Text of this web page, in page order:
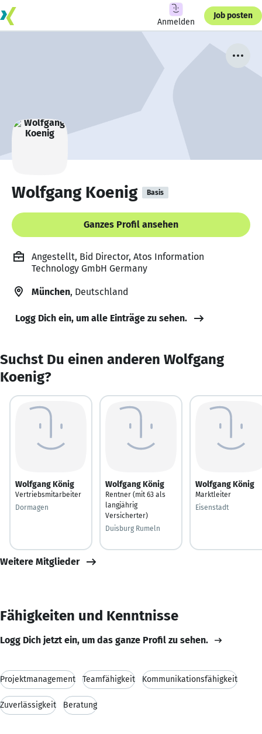
Anmelden
Job posten
Wolfgang Koenig Basis
Ganzes Profil ansehen
Angestellt, Bid Director, Atos Information
Technology GmbH Germany
München, Deutschland
Logg Dich ein, um alle Einträge zu sehen.
Suchst Du einen anderen Wolfgang
Koenig?
Wolfgang König
Vertriebsmitarbeiter
Dormagen
Wolfgang König
Rentner (mit 63 als
langjährig
Versicherter)
Duisburg Rumeln
Wolfgang König
Marktleiter
Eisenstadt
Weitere Mitglieder
Fähigkeiten und Kenntnisse
Logg Dich jetzt ein, um das ganze Profil zu sehen.
Projektmanagement Teamfähigkeit Kommunikationsfähigkeit
Zuverlässigkeit Beratung